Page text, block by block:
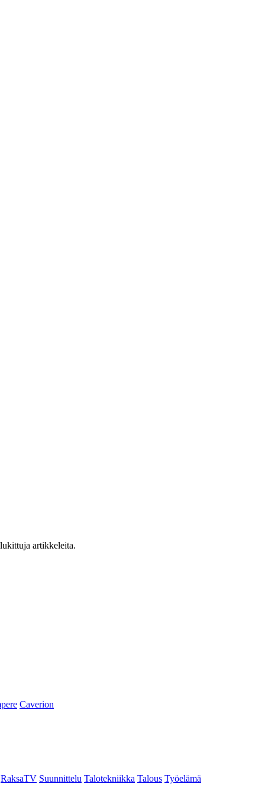
artikkeleita.
Caverion
RaksaTV Suunnittelu Talotekniikka Talous Työelämä